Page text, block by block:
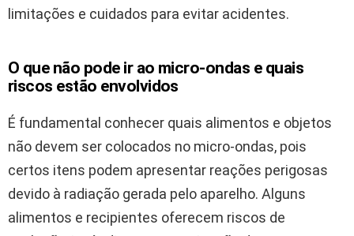
limitações e cuidados para evitar acidentes.
O que não pode ir ao micro-ondas e quais
riscos estão envolvidos
É fundamental conhecer quais alimentos e objetos
não devem ser colocados no micro-ondas, pois
certos itens podem apresentar reações perigosas
devido à radiação gerada pelo aparelho. Alguns
alimentos e recipientes oferecem riscos de